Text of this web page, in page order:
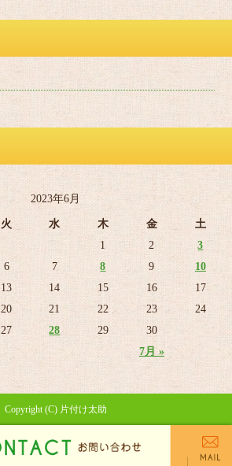
2023年6月
火 水 木 金 土
7月 »
1 2
3
6 7 8 9
10
13 14 15 16
17
20 21 22 23
24
27 28 29 30
Copyright (C) 片付け太助